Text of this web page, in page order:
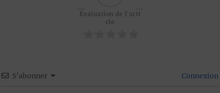
Évaluation de l'arti
cle
S’abonner Connexion